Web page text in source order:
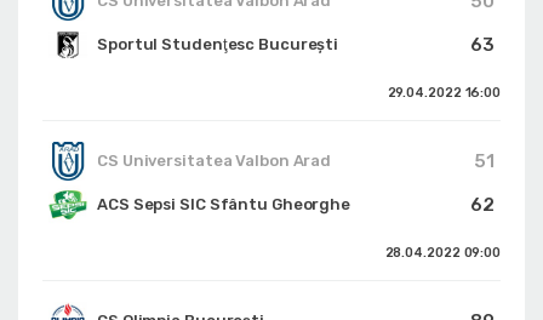
63
Sportul Studenţesc Bucureşti
29.04.2022 16:00
CS Universitatea Valbon Arad
51
62
ACS Sepsi SIC Sfântu Gheorghe
28.04.2022 09:00